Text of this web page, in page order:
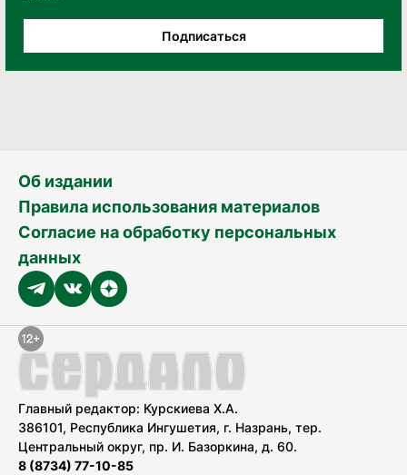
Подписаться
Об издании
Правила использования материалов
Согласие на обработку персональных
данных
Главный редактор: Курскиева Х.А.
386101, Республика Ингушетия, г. Назрань, тер.
Центральный округ, пр. И. Базоркина, д. 60.
8 (8734) 77-10-85